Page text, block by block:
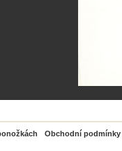
Obchodní podmínky
PayPal